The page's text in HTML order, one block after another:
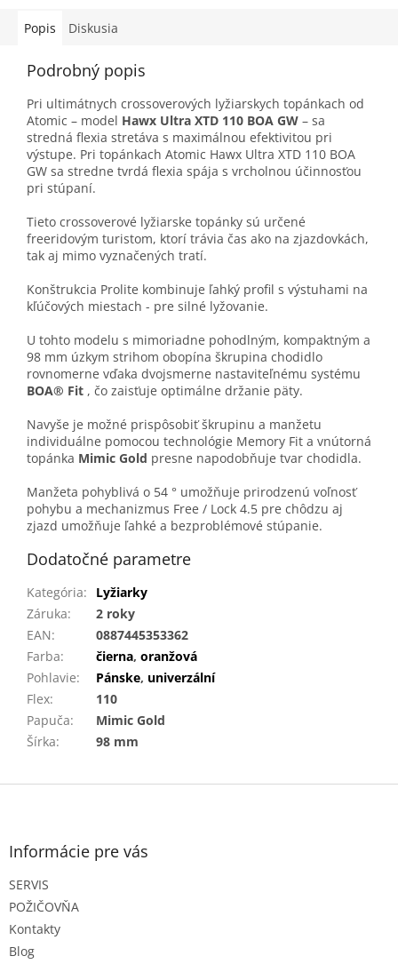
Popis Diskusia
Podrobný popis
Pri ultimátnych crossoverových lyžiarskych topánkach od
Atomic – model Hawx Ultra XTD 110 BOA GW – sa
stredná flexia stretáva s maximálnou efektivitou pri
výstupe. Pri topánkach Atomic Hawx Ultra XTD 110 BOA
GW sa stredne tvrdá flexia spája s vrcholnou účinnosťou
pri stúpaní.
Tieto crossoverové lyžiarske topánky sú určené
freeridovým turistom, ktorí trávia čas ako na zjazdovkách,
tak aj mimo vyznačených tratí.
Konštrukcia Prolite kombinuje ľahký profil s výstuhami na
kľúčových miestach - pre silné lyžovanie.
U tohto modelu s mimoriadne pohodlným, kompaktným a
98 mm úzkym strihom obopína škrupina chodidlo
rovnomerne vďaka dvojsmerne nastaviteľnému systému
BOA® Fit , čo zaisťuje optimálne držanie päty.
Navyše je možné prispôsobiť škrupinu a manžetu
individuálne pomocou technológie Memory Fit a vnútorná
topánka Mimic Gold presne napodobňuje tvar chodidla.
Manžeta pohyblivá o 54 ° umožňuje prirodzenú voľnosť
pohybu a mechanizmus Free / Lock 4.5 pre chôdzu aj
zjazd umožňuje ľahké a bezproblémové stúpanie.
Dodatočné parametre
Kategória:
Lyžiarky
Záruka:
2 roky
EAN:
0887445353362
Farba: čierna, oranžová
Pohlavie: Pánske, univerzální
Flex:
110
Papuča:
Mimic Gold
Šírka: 98 mm
Z
Informácie pre vás
SERVIS
POŽIČOVŇA
Kontakty
Blog